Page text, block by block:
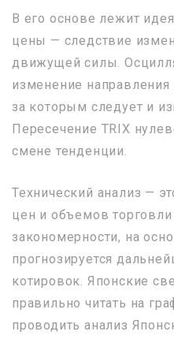
В его основе лежит
цены — следствие
движущей силы.
изменение
за которым следует и
Пересечение TRIX
смене тенденции.
Технический анализ —
цен и объемов
закономерности, на
прогнозируется
котировок. Японские
правильно читать на
проводить анализ